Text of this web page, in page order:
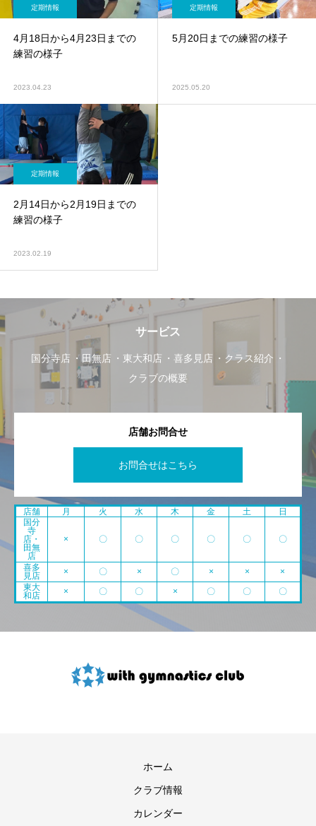
定期情報
4月18日から4月23日までの
練習の様子
2023.04.23
定期情報
5月20日までの練習の様子
2025.05.20
定期情報
2月14日から2月19日までの
練習の様子
2023.02.19
サービス
国分寺店 田無店 東大和店 喜多見店
クラス紹介
クラブの概要
店舗お問合せ
お問合せはこちら
店舗 月 火 水 木 金 土
日
国分
寺
店・
田無
店
× 〇 〇 〇 〇 〇 〇
喜多
見店
× 〇 × 〇 × ×
×
東大
和店
× 〇 〇 × 〇 〇 〇
ホーム
クラブ情報
カレンダー